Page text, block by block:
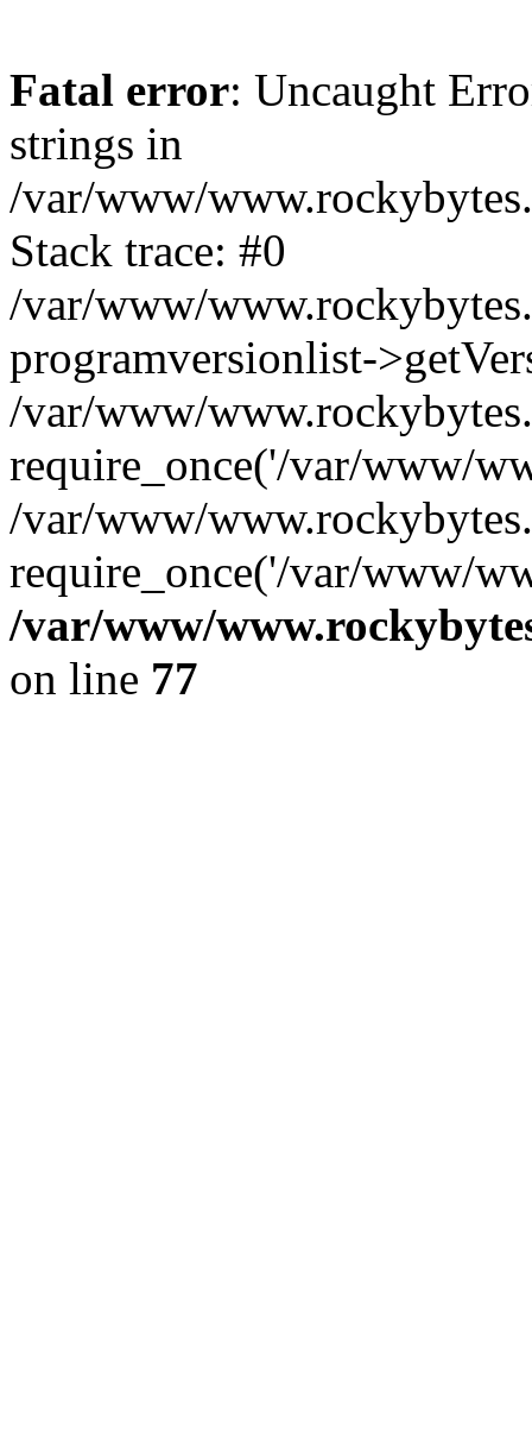
Fatal error: Uncaught
strings in
/var/www/
Stack trace: #0
/var/www/
programversionlist-
/var/www/
require_once('/var/www/
/var/www/
require_once('/var/www/
/var/www/
on line 77